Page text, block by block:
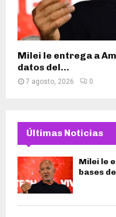
Milei le entrega a
datos del...
7 agosto, 2026 0
Últimas Noticias
Milei le
bases